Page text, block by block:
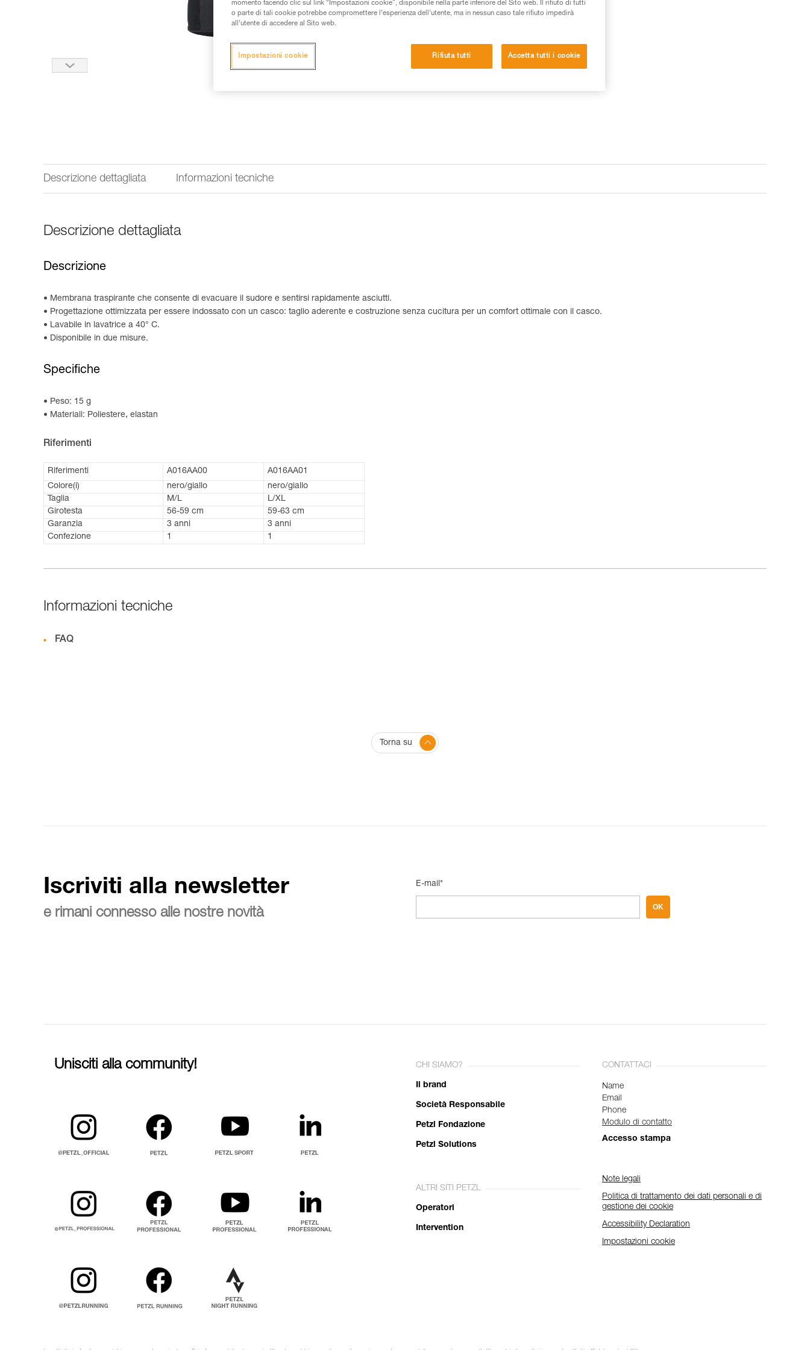
Trova un rivenditore
Descrizione dettagliata Informazioni tecniche
Descrizione dettagliata
Descrizione
Membrana traspirante che consente di evacuare il sudore e sentirsi rapidamente asciutti.
Progettazione ottimizzata per essere indossato con un casco: taglio aderente e costruzione senza cucitura per un comfort ottimale con il casco.
Lavabile in lavatrice a 40° C.
Disponibile in due misure.
Specifiche
Peso: 15 g
Materiali: Poliestere, elastan
Riferimenti
Riferimenti A016AA00
A016AA01
Colore(i)
nero/giallo
nero/giallo
Taglia
M/L
L/XL
Girotesta
56-59 cm
59-63 cm
Garanzia
3 anni
3 anni
Confezione
1 1
Informazioni tecniche
FAQ
Torna su
Iscriviti alla newsletter
e rimani connesso alle nostre novità
E-mail*
OK
Unisciti alla community! CHI SIAMO?
Il brand
Società Responsabile
Petzl Fondazione
Petzl Solutions
ALTRI SITI PETZL
Operatori
Intervention
CONTATTACI
Name
Email
Phone
Modulo di contatto
Accesso stampa
Note legali
Politica di trattamento dei dati personali e di
gestione dei cookie
Accessibility Declaration
Impostazioni cookie
momento facendo clic sul link “Impostazioni cookie”, disponibile nella parte inferiore del Sito web. Il rifiuto di tutti
o parte di tali cookie potrebbe compromettere l’esperienza dell’utente, ma in nessun caso tale rifiuto impedirà
all’utente di accedere al Sito web.
Rifiuta tutti Accetta tutti i cookie
Impostazioni cookie